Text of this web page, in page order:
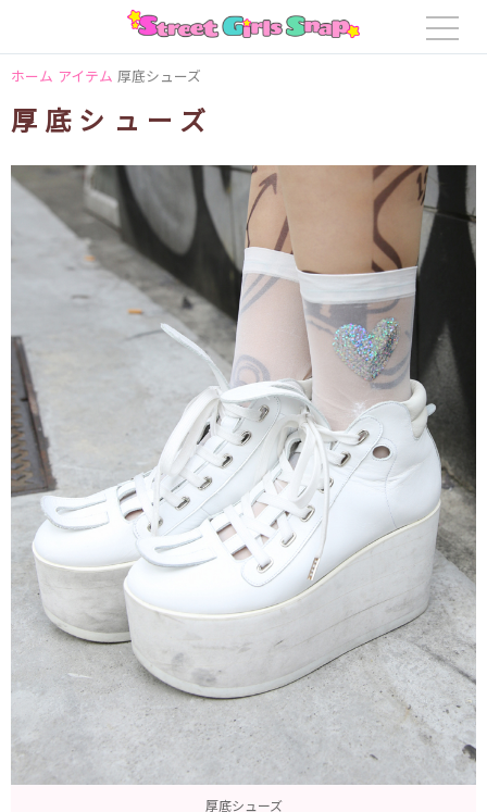
ホーム アイテム 厚底シューズ
厚底シューズ
厚底シューズ